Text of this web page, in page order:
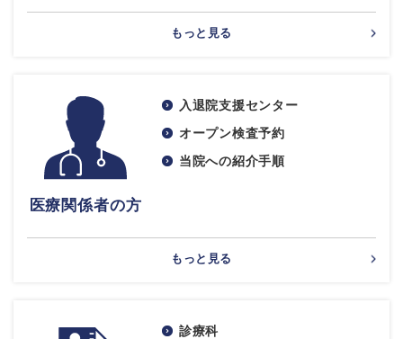
もっと見る
医療関係者の方
入退院支援センター
オープン検査予約
当院への紹介手順
もっと見る
診療科